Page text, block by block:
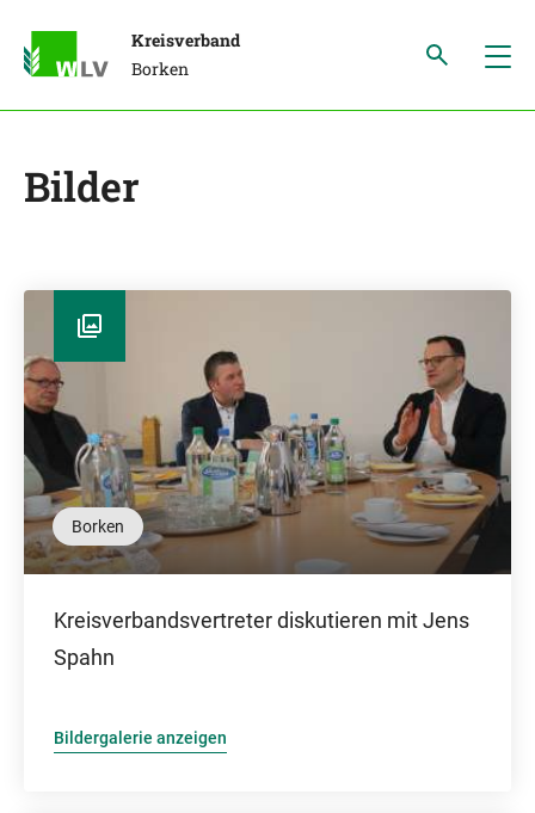
Kreisverband
Borken
Bilder
Borken
Kreisverbandsvertreter diskutieren mit Jens
Spahn
Bildergalerie anzeigen